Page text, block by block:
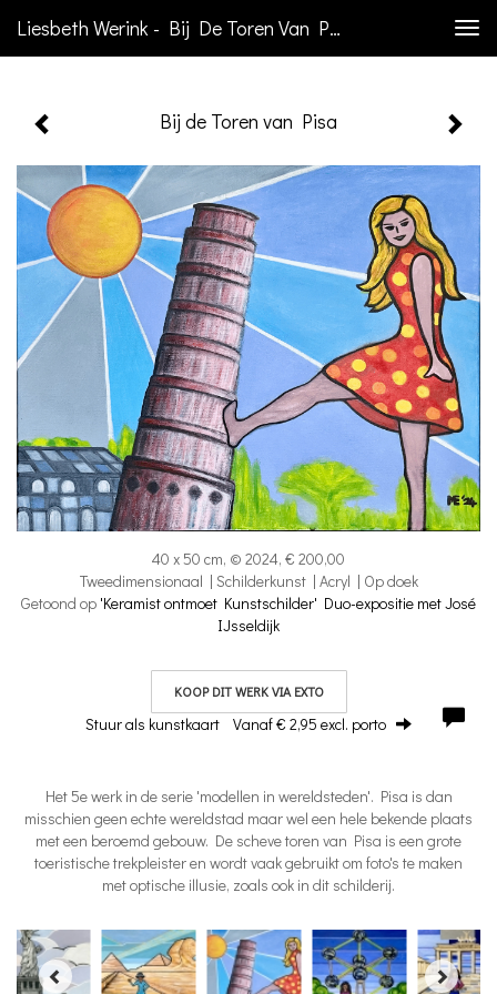
Liesbeth Werink - Bij De Toren Van Pisa
Bij de Toren van Pisa
40 x 50 cm, © 2024, € 200,00
Tweedimensionaal | Schilderkunst | Acryl | Op doek
Getoond op 'Keramist ontmoet Kunstschilder' Duo-expositie met José
IJsseldijk
KOOP DIT WERK VIA EXTO
Stuur als kunstkaart Vanaf € 2,95 excl. porto
Het 5e werk in de serie 'modellen in wereldsteden'. Pisa is dan
misschien geen echte wereldstad maar wel een hele bekende plaats
met een beroemd gebouw. De scheve toren van Pisa is een grote
toeristische trekpleister en wordt vaak gebruikt om foto's te maken
met optische illusie, zoals ook in dit schilderij.